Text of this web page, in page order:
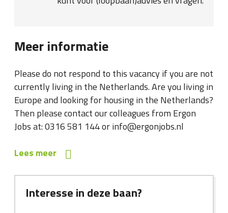
Meer informatie
Please do not respond to this vacancy if you are not
currently living in the Netherlands. Are you living in
Europe and looking for housing in the Netherlands?
Then please contact our colleagues from Ergon
Jobs at: 0316 581 144 or info@ergonjobs.nl
Lees meer
Interesse in deze baan?